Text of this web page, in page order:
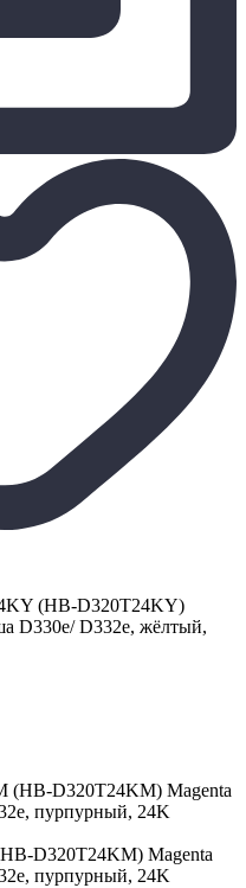
(HB-D320T24KY)
D330e/ D332e, жёлтый,
D320T24KM) Magenta
пурпурный, 24K